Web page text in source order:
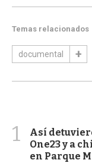
Temas relacionados
documental
1
Así
One23 y a
en Parque